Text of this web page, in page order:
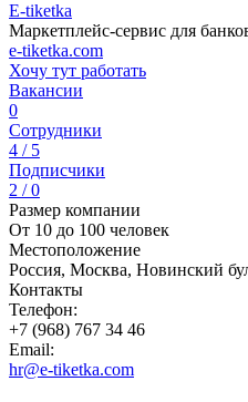
E-tiketka
Маркетплейс-сервис для
e-tiketka.com
Хочу тут работать
Вакансии
0
Сотрудники
4 / 5
Подписчики
2 / 0
Размер компании
От 10 до 100 человек
Местоположение
Россия, Москва, Новинский
Контакты
Телефон:
+7 (968) 767 34 46
Email:
hr@e-tiketka.com